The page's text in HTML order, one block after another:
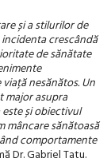
și a stilurilor de
crescândă
de sănătate
nesănătos. Un
major asupra
și obiectivul
mâncare sănătoasă
comportamente
Dr. Gabriel Tatu.